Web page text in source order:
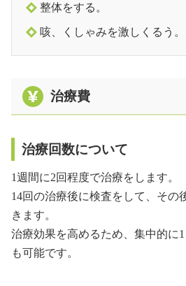
整体をする。
咳、くしゃみを激しくるう。
治療費
治療回数について
1週間に2回程度で治療をします。
14回の治療後に検査をして、その
きます。
治療効果を高めるため、集中的に
も可能です。